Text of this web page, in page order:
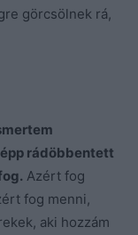
görcsölnek rá,
rádöbbentett
Azért fog
fog menni,
aki hozzám